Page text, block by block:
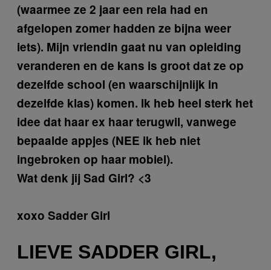
(waarmee ze 2 jaar een rela had en
afgelopen zomer hadden ze bijna weer
iets). Mijn vriendin gaat nu van opleiding
veranderen en de kans is groot dat ze op
dezelfde school (en waarschijnlijk in
dezelfde klas) komen. Ik heb heel sterk het
idee dat haar ex haar terugwil, vanwege
bepaalde appjes (NEE ik heb niet
ingebroken op haar mobiel).
Wat denk jij Sad Girl? <3
xoxo Sadder Girl
LIEVE SADDER GIRL,